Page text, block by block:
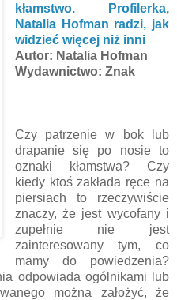
kłamstwo. Profilerka,
Natalia Hofman radzi, jak
widzieć więcej niż inni
Autor: Natalia Hofman
Wydawnictwo: Znak
Czy patrzenie w bok lub
drapanie się po nosie to
oznaki kłamstwa? Czy
kiedy ktoś zakłada ręce na
piersiach to rzeczywiście
znaczy, że jest wycofany i
zupełnie nie jest
zainteresowany tym, co
mamy do powiedzenia?
odpowiada ogólnikami lub
można założyć, że